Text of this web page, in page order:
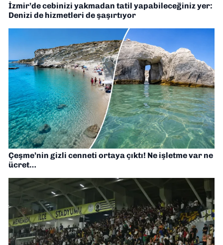
İzmir’de cebinizi yakmadan tatil yapabileceğiniz yer:
Denizi de hizmetleri de şaşırtıyor
Çeşme’nin gizli cenneti ortaya çıktı! Ne işletme var ne
ücret…